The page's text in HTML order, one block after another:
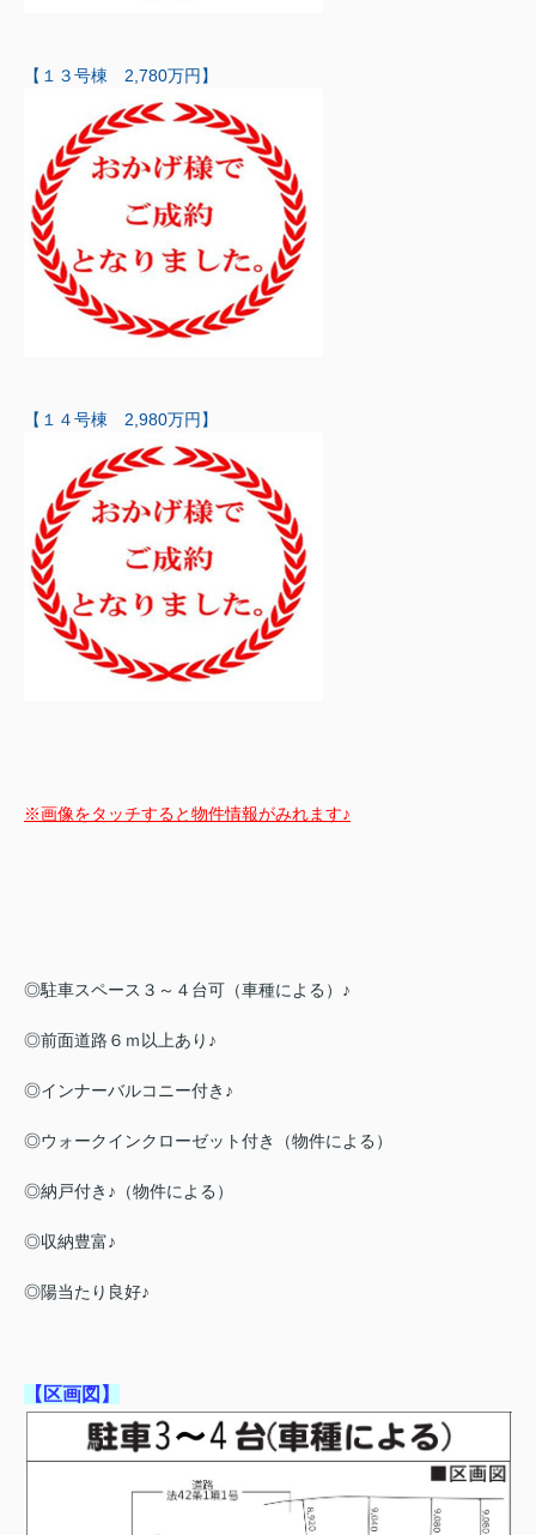
【１３号棟 2,780万円】
【１４号棟 2,980万円】
※画像をタッチすると物件情報がみれます♪
◎駐車スペース３～４台可（車種による）♪
◎前面道路６ｍ以上あり♪
◎インナーバルコニー付き♪
◎ウォークインクローゼット付き（物件による）
◎納戸付き♪（物件による）
◎収納豊富♪
◎陽当たり良好♪
【区画図】